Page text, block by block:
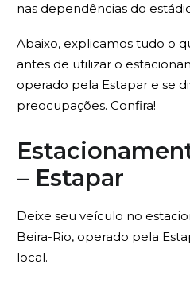
nas dependências do
Abaixo, explicamos tudo o
antes de utilizar o
operado pela Estapar e se
preocupações. Confira!
– Estapar
Deixe seu veículo no
Beira-Rio, operado pela
local.